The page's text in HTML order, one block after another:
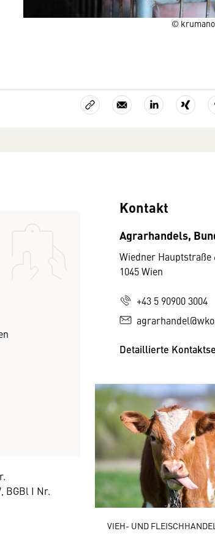
©
BGBl I Nr.
Kontakt
Agrarhandels,
Wiedner Hauptstraße
1045 Wien
+43 5 90900 3004
Detaillierte
VIEH- UND